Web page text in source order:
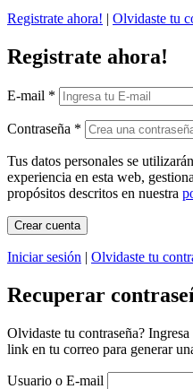
Registrate ahora! | Olvidaste tu
Registrate ahora!
E-mail *
Contraseña *
Tus datos personales se
experiencia en esta web,
propósitos descritos en nuestra
Iniciar sesión | Olvidaste tu
Recuperar
Olvidaste tu contraseña?
link en tu correo para generar
Usuario o E-mail